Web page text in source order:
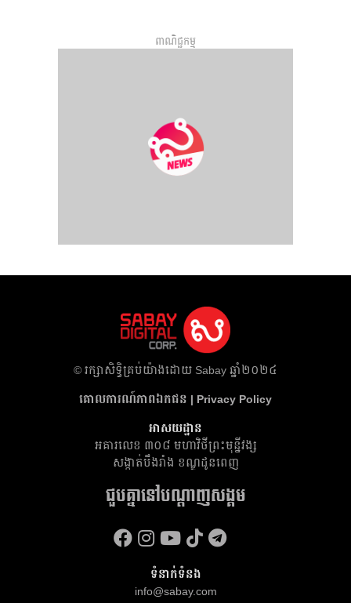
ពាណិជ្ជកម្ម
​© រក្សា​សិទ្ធិ​គ្រប់​យ៉ាង​ដោយ​ Sabay ឆ្នាំ​២០២៤
គោលការណ៍​ភាព​ឯកជន | Privacy Policy
អាសយដ្ឋាន
អគារ​លេខ ៣០៨ មហាវិថីព្រះមុន្នីវង្ស
សង្កាត់បឹងរាំង ខណ្ឌដូនពេញ
ជួបគ្នានៅបណ្តាញសង្គម
ទំនាក់ទំនង
info@sabay.com